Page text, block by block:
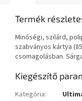
Termék
Minőségi, szilárd,
szabványos kártya
csomagolásban.
Kiegészítő
Kategória: